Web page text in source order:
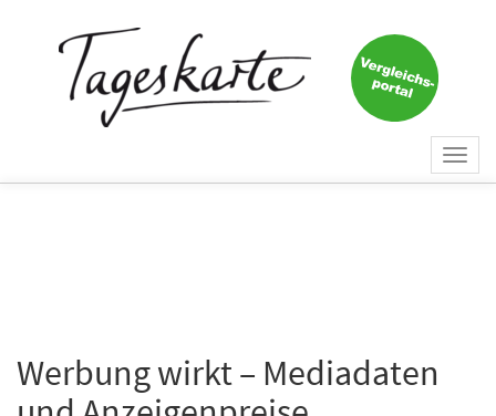
Werbung wirkt – Mediadaten